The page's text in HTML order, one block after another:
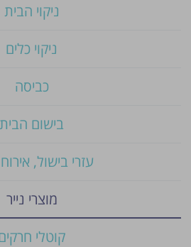
ניקוי הבית
ניקוי כלים
כביסה
בישום הבית
עזרי בישול, אירוח
מוצרי נייר
קוטלי